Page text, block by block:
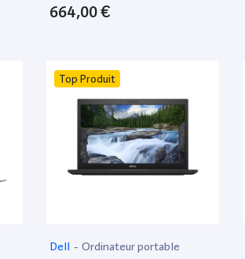
664,00 €
Top Produit
Dell - Ordinateur portable